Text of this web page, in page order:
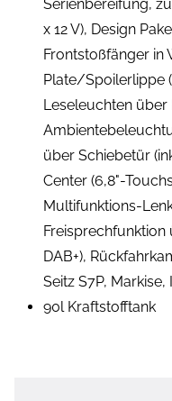
Serienbereifung,
x 12 V), Design
Frontstoßfänger in
Plate/Spoilerlippe
Leseleuchten
über Schiebetür
Center (6,8"-
Multifunktions-
DAB+),
Seitz S7P,
90l Kraftstofftank